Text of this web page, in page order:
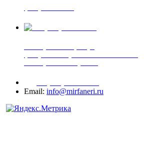
Email: info@mirfaneri.ru